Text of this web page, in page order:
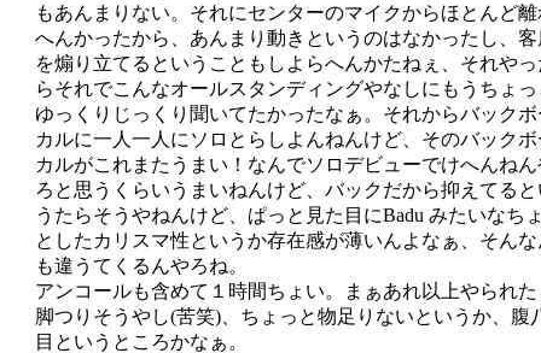
もあんまりない。それにセンターのマイクからほとんど離
へんかったから、あんまり動きというのはなかったし、客
を煽り立てるということもしよらへんかたねぇ、それやっ
らそれでこんなオールスタンディングやなしにもうちょっ
ゆっくりじっくり聞いてたかったなぁ。それからバックボ
カルに一人一人にソロとらしよんねんけど、そのバックボ
カルがこれまたうまい！なんでソロデビューでけへんねん
ろと思うくらいうまいねんけど、バックだから抑えてると
うたらそうやねんけど、ぱっと見た目にBadu みたいなち
としたカリスマ性というか存在感が薄いんよなぁ、そんな
も違うてくるんやろね。
アンコールも含めて１時間ちょい。まぁあれ以上やられた
脚つりそうやし(苦笑)、ちょっと物足りないというか、腹
目というところかなぁ。